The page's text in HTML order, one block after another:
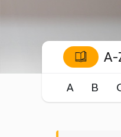
A-
A B